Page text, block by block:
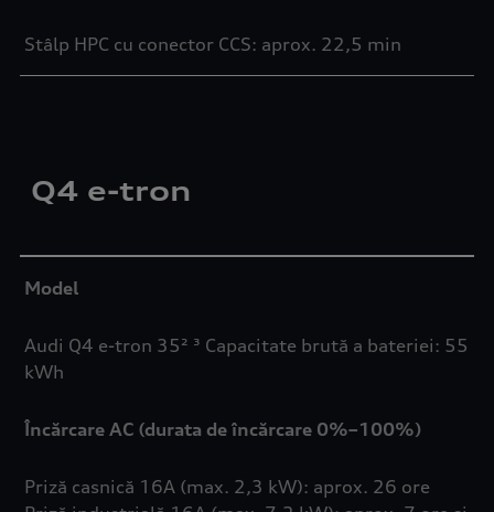
Stâlp HPC cu conector CCS: aprox. 22,5 min
Q4 e-tron
Model
Audi Q4 e-tron 35² ³ Capacitate brută a bateriei: 55
kWh
Încărcare AC (durata de încărcare 0%–100%)
Priză casnică 16A (max. 2,3 kW): aprox. 26 ore